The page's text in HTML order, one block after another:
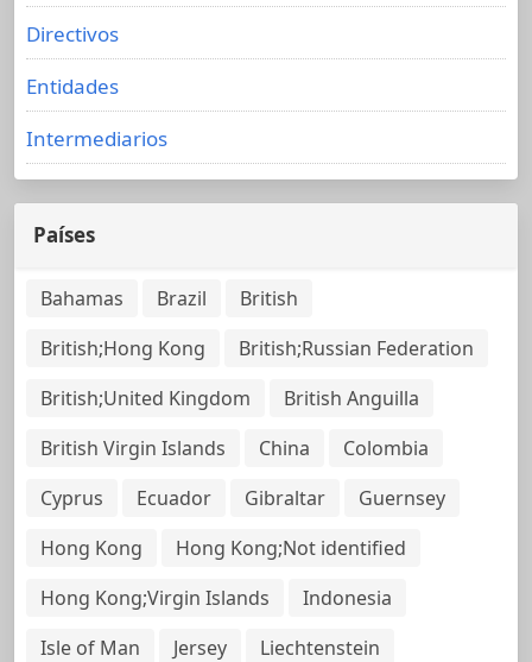
Directivos
Entidades
Intermediarios
Países
Bahamas Brazil
British
British;Hong Kong
British;Russian Federation
British;United Kingdom
British Anguilla
British Virgin Islands
China
Colombia
Cyprus
Ecuador Gibraltar
Guernsey
Hong Kong
Hong Kong;Not identified
Hong Kong;Virgin Islands
Indonesia
Isle of Man
Jersey
Liechtenstein